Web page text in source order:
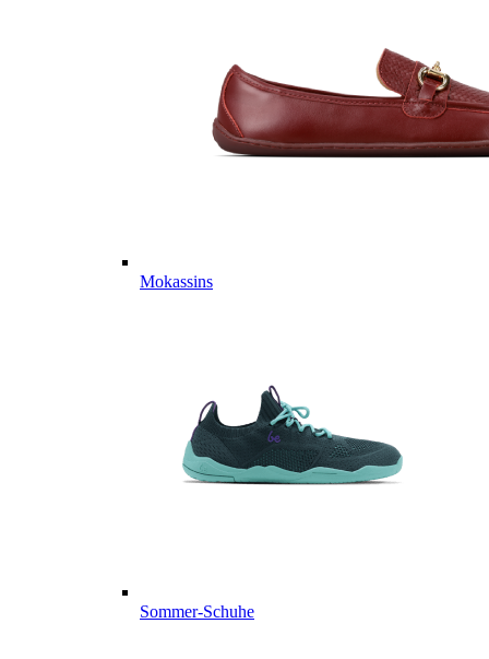
Mokassins
Sommer-Schuhe